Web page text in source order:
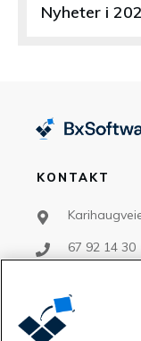
Nyheter i
KONTAKT
67 92 14 30